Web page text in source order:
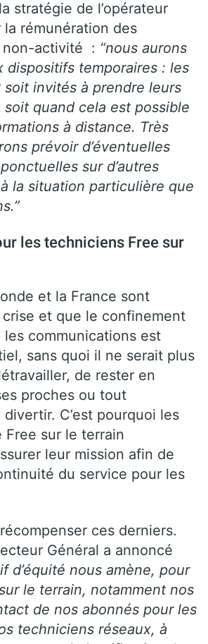
stratégie de l’opérateur
rémunération des
non-activité : “nous aurons
dispositifs temporaires : les
soit invités à prendre leurs
soit quand cela est possible
à distance. Très
prévoir d’éventuelles
sur d’autres
la situation particulière que
les techniciens Free sur
et la France sont
et que le confinement
communications est
sans quoi il ne serait plus
de rester en
proches ou tout
C’est pourquoi les
sur le terrain
leur mission afin de
du service pour les
ces derniers.
Général a annoncé
d’équité nous amène, pour
le terrain, notamment nos
de nos abonnés pour les
techniciens réseaux, à